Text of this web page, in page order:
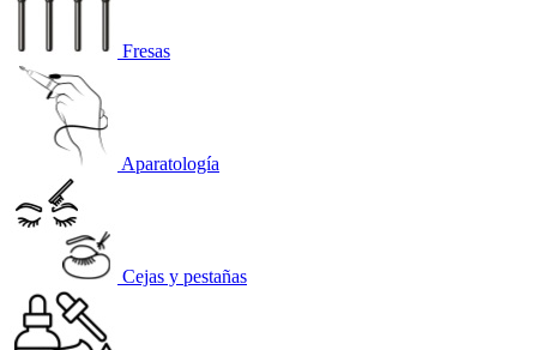
Fresas
Aparatología
Cejas y pestañas